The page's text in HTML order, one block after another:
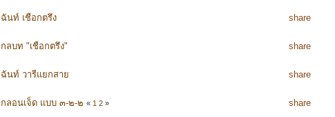
ฉันท์ ​เชือกตรึง share
กลบท "เชือกตรึง" share
ฉันท์ วารีแยกสาย share
กลอนเจ็ด แบบ ๓-๒-๒ « 1 2 » share